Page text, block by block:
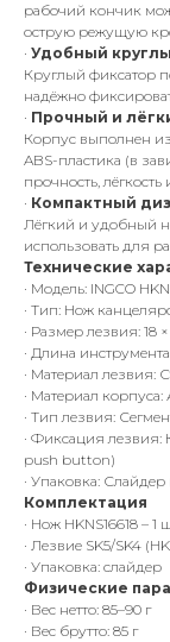
рабочий кончик
острую режущую
· Удобный
Круглый фиксатор
надёжно
· Прочный и
Корпус выполнен
ABS-пластика (в
прочность,
· Компактный
Лёгкий и удобный
использовать для
Технические
· Модель: INGCO
· Тип: Нож
· Размер лезвия: 18
· Длина
· Материал лезвия:
· Материал
· Тип лезвия:
· Фиксация лезвия:
push button)
· Упаковка:
Комплектация
· Нож HKNS16618 – 1
· Лезвие SK5/SK4
· Упаковка: слайдер
Физические
· Вес нетто: 85–90 г
· Вес брутто: 85 г